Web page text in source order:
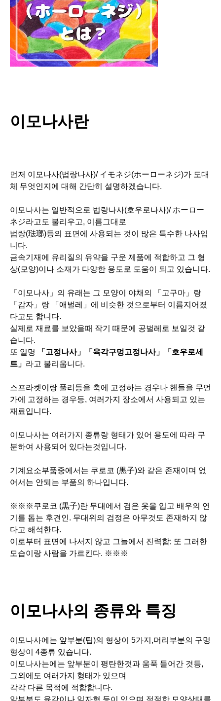
이모나사란
먼저 이모나사(법랑나사)/ イモネジ(ホーローネジ)가 도대
체 무엇인지에 대해 간단히 설명하겠습니다.
이모나사는 일반적으로 법랑나사(호우로나사)/ ホーロー
ネジ라고도 불리우고, 이름그대로
법랑(琺瑯)등의 표면에 사용되는 것이 많은 특수한 나사입
니다.
금속기재에 유리질의 유약을 구운 제품에 적합하고 그 형
상(모양)이나 소재가 다양한 용도로 도움이 되고 있습니다.
「이모나사」의 유래는 그 모양이 야채의 「고구마」랑
「감자」랑 「애벌레」에 비슷한 것으로부터 이름지어졌
다고도 합니다.
실제로 재료를 보았을때 작기 때문에 공벌레로 보일것 같
습니다.
또 일명
「고정나사」「육각구멍고정나사」「호우로세
트」 라고 불리웁니다.
스프라켓이랑 풀리등을 축에 고정하는 경우나 핸들을 무언
가에 고정하는 경우등, 여러가지 장소에서 사용되고 있는
재료입니다.
이모나사는 여러가지 종류랑 형태가 있어 용도에 따라 구
분하여 사용되어 있다는것입니다.
기계요소부품중에서는 쿠로코 (黒子)와 같은 존재이며 없
어서는 안되는 부품의 하나입니다.
※※※쿠로코 (黒子)란 무대에서 검은 옷을 입고 배우의 연
기를 돕는 후견인. 무대위의 검정은 아무것도 존재하지 않
다고 해석한다.
이로부터 표면에 나서지 않고 그늘에서 진력함; 또 그러한
모습이랑 사람을 가르킨다. ※※※
이모나사의 종류와 특징
이모나사에는 앞부분(팁)의 형상이 5가지,머리부분의 구멍
형상이 4종류 있습니다.
이모나사는에는 앞부분이 평탄한것과 움푹 들어간 것등,
그외에도 여러가지 형태가 있으며
각각 다른 목적에 적합합니다.